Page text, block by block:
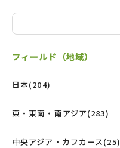
フィールド（地域）
日本(204)
東・東南・南アジア(283)
中央アジア・カフカース(25)